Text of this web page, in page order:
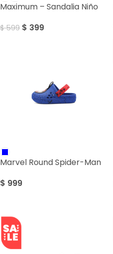
Maximum – Sandalia Niño
$599 $ 399
Marvel Round Spider-Man
$ 999